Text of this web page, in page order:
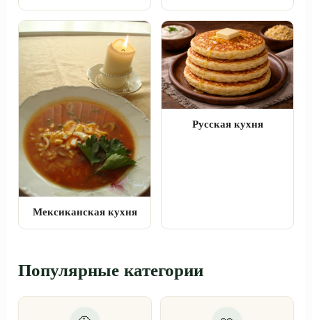
Мексиканская кухня
Русская кухня
Популярные категории